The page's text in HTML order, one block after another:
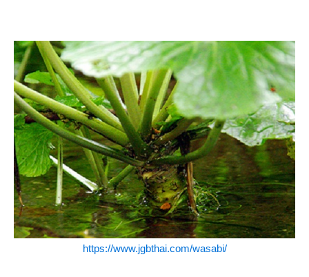
https://www.jgbthai.com/wasabi/